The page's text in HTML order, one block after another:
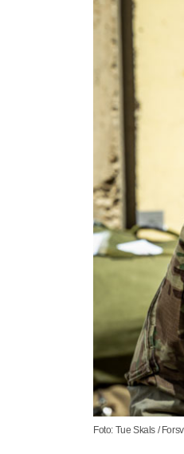
Foto: Tue Skals /